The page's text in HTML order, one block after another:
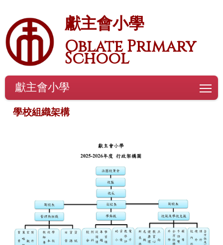
獻主會小學
Oblate Primary
School
獻主會小學
學校組織架構